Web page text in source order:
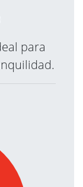
para